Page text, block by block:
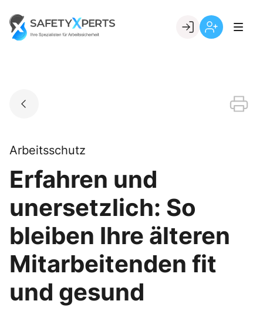
content
Go to landing page.
Arbeitsschutz
Erfahren und
unersetzlich: So
bleiben Ihre älteren
Mitarbeitenden fit
und gesund